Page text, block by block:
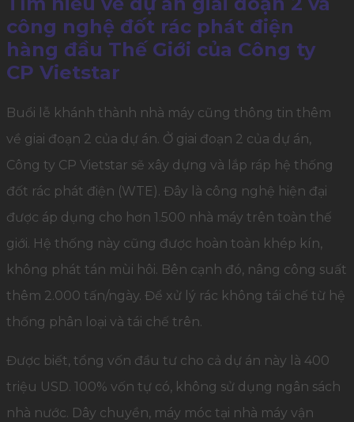
công nghệ đốt rác phát điện
hàng đầu Thế Giới của Công ty
CP Vietstar
Buổi lễ khánh thành nhà máy cũng thông tin thêm
về giai đoạn 2 của dự án. Ở giai đoạn 2 của dự án,
Công ty CP Vietstar sẽ xây dựng và lắp ráp hệ thống
đốt rác phát điện (WTE). Đây là công nghệ hiện đại
được áp dụng cho hơn 1.500 nhà máy trên toàn thế
giới. Hệ thống này cũng được hoàn toàn khép kín,
không phát tán mùi hôi. Bên cạnh đó, nâng công suất
thêm 2.000 tấn/ngày. Để xử lý rác không tái chế từ hệ
thống phân loại và tái chế trên.
Được biết, tổng vốn đầu tư cho cả dự án này là 400
triệu USD. 100% vốn tự có, không sử dụng ngân sách
nhà nước. Dây chuyền, máy móc tại nhà máy vận